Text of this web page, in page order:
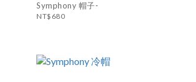
Symphony 帽子-
NT$680